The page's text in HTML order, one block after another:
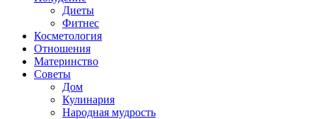
Диеты
Фитнес
Косметология
Отношения
Материнство
Советы
Дом
Кулинария
Народная мудрость